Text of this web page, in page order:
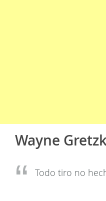
Wayne
Todo tiro no